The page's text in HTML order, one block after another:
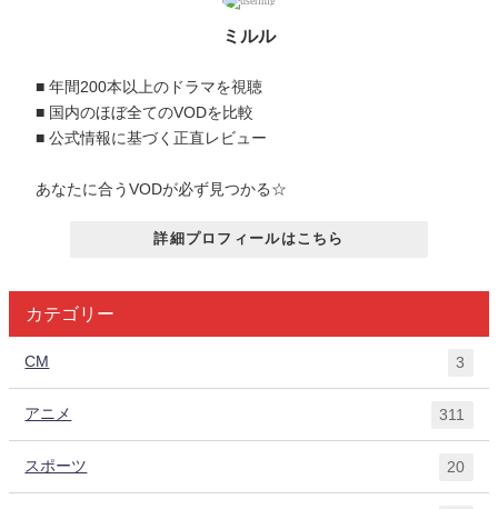
ミルル
■ 年間200本以上のドラマを視聴
■ 国内のほぼ全てのVODを比較
■ 公式情報に基づく正直レビュー
あなたに合うVODが必ず見つかる☆
詳細プロフィールはこちら
カテゴリー
CM 3
アニメ 311
スポーツ 20